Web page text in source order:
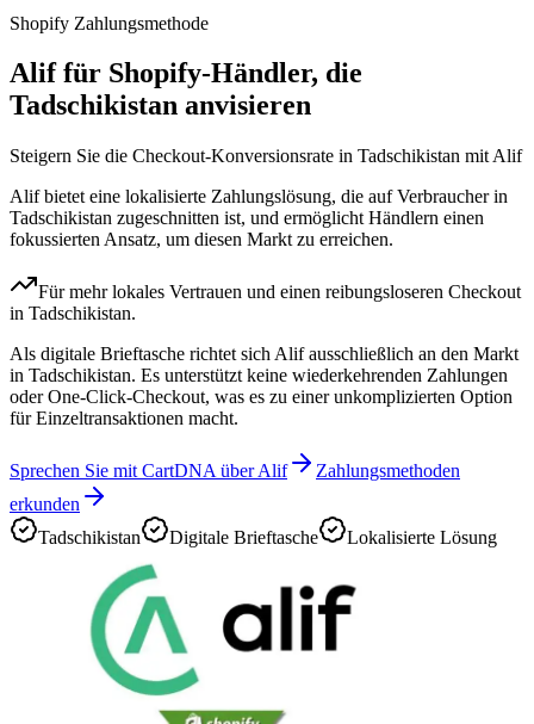
Shopify Zahlungsmethode
Alif für Shopify-Händler, die
Tadschikistan anvisieren
Steigern Sie die Checkout-Konversionsrate in Tadschikistan mit Alif
Alif bietet eine lokalisierte Zahlungslösung, die auf Verbraucher in
Tadschikistan zugeschnitten ist, und ermöglicht Händlern einen
fokussierten Ansatz, um diesen Markt zu erreichen.
Für mehr lokales Vertrauen und einen reibungsloseren Checkout
in Tadschikistan.
Als digitale Brieftasche richtet sich Alif ausschließlich an den Markt
in Tadschikistan. Es unterstützt keine wiederkehrenden Zahlungen
oder One-Click-Checkout, was es zu einer unkomplizierten Option
für Einzeltransaktionen macht.
Sprechen Sie mit CartDNA über Alif
Zahlungsmethoden
erkunden
Tadschikistan
Digitale Brieftasche Lokalisierte Lösung